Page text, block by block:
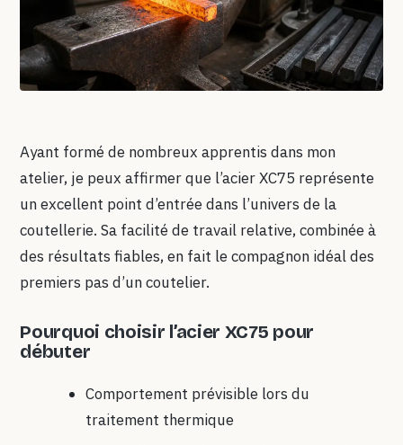
Ayant formé de nombreux apprentis dans mon
atelier, je peux affirmer que l’acier XC75 représente
un excellent point d’entrée dans l’univers de la
coutellerie. Sa facilité de travail relative, combinée à
des résultats fiables, en fait le compagnon idéal des
premiers pas d’un coutelier.
Pourquoi choisir l’acier XC75 pour
débuter
Comportement prévisible lors du
traitement thermique